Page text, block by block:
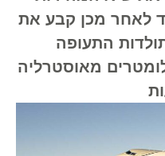
לאחר מכן קבע את
התעופה
מעל 15,000 קילומטרים מאוסטרליה